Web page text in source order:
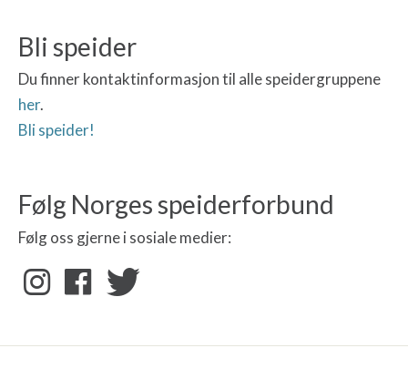
Bli speider
Du finner kontaktinformasjon til alle speidergruppene
her.
Bli speider!
Følg Norges speiderforbund
Følg oss gjerne i sosiale medier: